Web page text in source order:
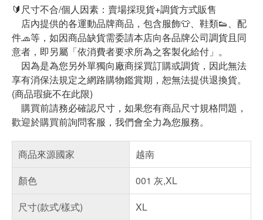
🔰尺寸不合/個人因素：賣場採現貨+調貨方式販售
店內提供的各運動品牌商品，包含服飾👕、鞋類👟、配
件🧢等，如因商品缺貨需委請本店向各品牌公司調貨且同
意者，即另屬「依消費者要求所為之客製化給付」。
因為是為您另外單獨向廠商採買訂購或調貨，因此無法
享有消保法規定之網路購物鑑賞期，恕無法提供退換貨。
(商品瑕疵不在此限)
購買前請務必確認尺寸，如果您有商品尺寸規格問題，
歡迎於購買前詢問客服，我們會全力為您服務。
商品來源國家
越南
顏色
001 灰,XL
尺寸(款式/樣式)
XL